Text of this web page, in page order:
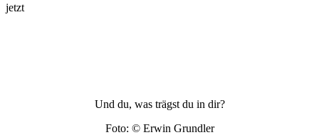
jetzt
Und du, was trägst du in dir?
Foto: © Erwin Grundler